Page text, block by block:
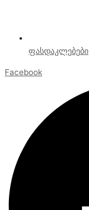
ფასდაკლებები
Facebook